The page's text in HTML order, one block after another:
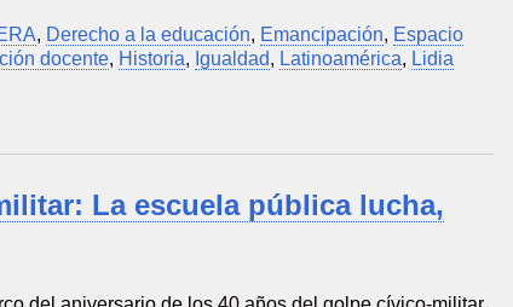
, Derecho a la educación, Emancipación, Espacio
docente, Historia, Igualdad, Latinoamérica, Lidia
La escuela pública lucha,